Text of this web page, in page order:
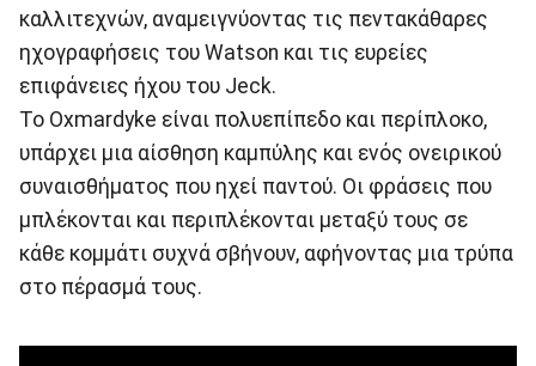
καλλιτεχνών, αναμειγνύοντας τις πεντακάθαρες
ηχογραφήσεις του Watson και τις ευρείες
επιφάνειες ήχου του Jeck.
Το Oxmardyke είναι πολυεπίπεδο και περίπλοκο,
υπάρχει μια αίσθηση καμπύλης και ενός ονειρικού
συναισθήματος που ηχεί παντού. Οι φράσεις που
μπλέκονται και περιπλέκονται μεταξύ τους σε
κάθε κομμάτι συχνά σβήνουν, αφήνοντας μια τρύπα
στο πέρασμά τους.